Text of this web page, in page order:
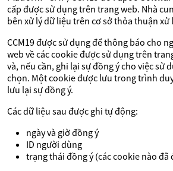
cấp được sử dụng trên trang web. Nhà
bên xử lý dữ liệu trên cơ sở thỏa thuận xử
CCM19 được sử dụng để thông báo cho
web về các cookie được sử dụng trên
và, nếu cần, ghi lại sự đồng ý cho việc sử
chọn. Một cookie được lưu trong trình
lưu lại sự đồng ý.
Các dữ liệu sau được ghi tự động:
ngày và giờ đồng ý
ID người dùng
trạng thái đồng ý (các cookie nào đã